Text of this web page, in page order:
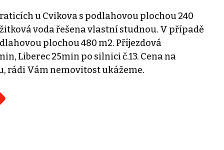
u Cvikova s podlahovou plochou 240
voda řešena vlastní studnou. V případě
plochou 480 m2. Příjezdová
Liberec 25min po silnici č.13. Cena na
rádi Vám nemovitost ukážeme.